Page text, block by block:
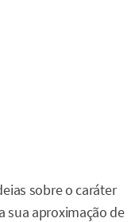
sobre o caráter
sua aproximação de